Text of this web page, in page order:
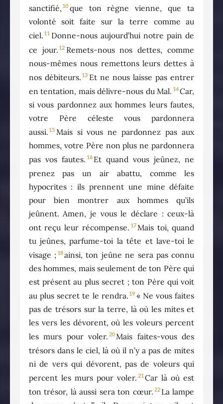
sanctifié, 10 que ton règne vienne, que ta
volonté soit faite sur la terre comme au
ciel. 11 Donne-nous aujourd’hui notre pain de
ce jour. 12 Remets-nous nos dettes, comme
nous-mêmes nous remettons leurs dettes à
nos débiteurs. 13 Et ne nous laisse pas entrer
en tentation, mais délivre-nous du Mal. 14Car,
si vous pardonnez aux hommes leurs fautes,
votre Père céleste vous pardonnera
aussi. 15 Mais si vous ne pardonnez pas aux
hommes, votre Père non plus ne pardonnera
pas vos fautes. 16 Et quand vous jeûnez, ne
prenez pas un air abattu, comme les
hypocrites : ils prennent une mine défaite
pour bien montrer aux hommes qu’ils
jeûnent. Amen, je vous le déclare : ceux-là
ont reçu leur récompense. 17 Mais toi, quand
tu jeûnes, parfume-toi la tête et lave-toi le
visage ; 18ainsi, ton jeûne ne sera pas connu
des hommes, mais seulement de ton Père qui
est présent au plus secret ; ton Père qui voit
au plus secret te le rendra. 19 « Ne vous faites
pas de trésors sur la terre, là où les mites et
les vers les dévorent, où les voleurs percent
les murs pour voler. 20Mais faites-vous des
trésors dans le ciel, là où il n’y a pas de mites
ni de vers qui dévorent, pas de voleurs qui
percent les murs pour voler. 21 Car là où est
ton trésor, là aussi sera ton cœur. 22 La lampe